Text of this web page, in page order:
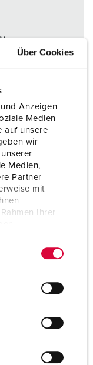
Über Cookies
Anzeigen
Medien
auf unsere
wir
Medien,
Partner
mit
Ihrer